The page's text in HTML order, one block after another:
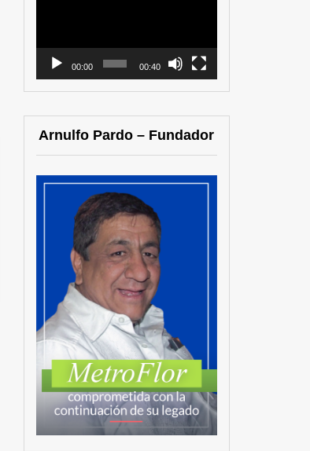
00:00 00:40
Arnulfo Pardo – Fundador